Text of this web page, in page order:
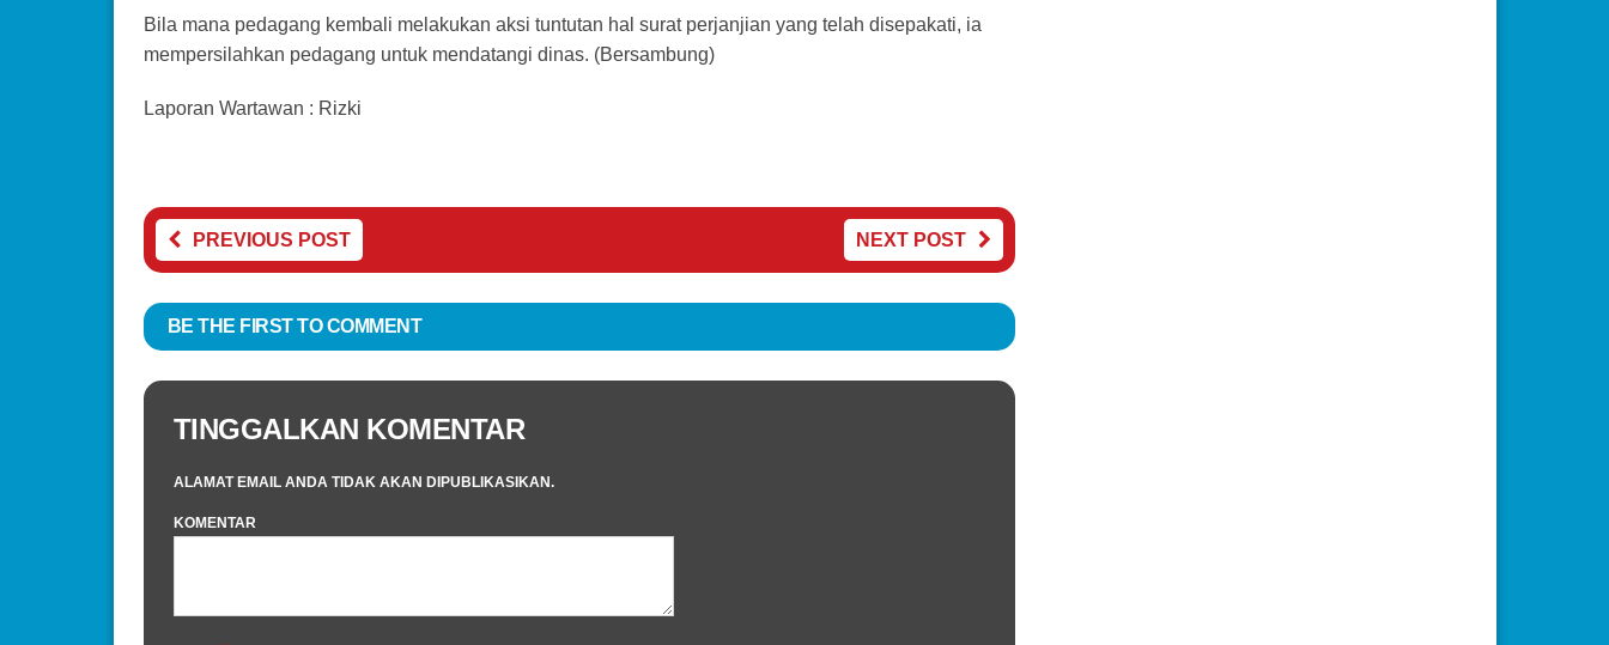
Bila mana pedagang kembali melakukan aksi tuntutan hal surat perjanjian yang telah disepakati, ia
mempersilahkan pedagang untuk mendatangi dinas. (Bersambung)
Laporan Wartawan : Rizki
PREVIOUS POST NEXT POST
BE THE FIRST TO COMMENT
TINGGALKAN KOMENTAR
ALAMAT EMAIL ANDA TIDAK AKAN DIPUBLIKASIKAN.
KOMENTAR